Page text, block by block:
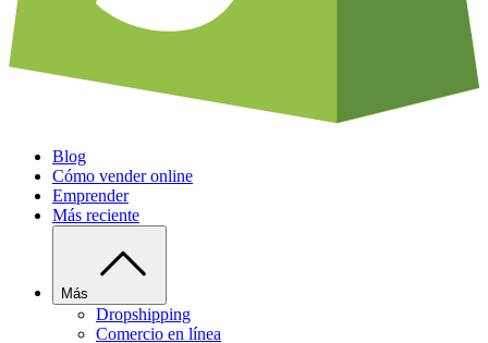
Blog
Cómo vender online
Emprender
Más reciente
Más
Dropshipping
Comercio en línea